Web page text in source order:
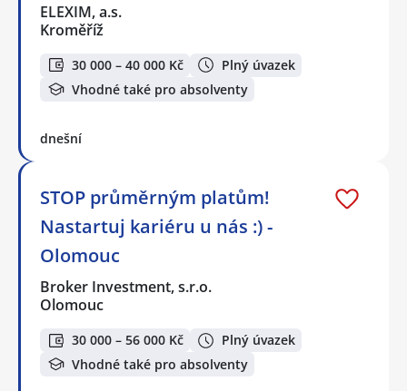
ELEXIM, a.s.
Kroměříž
30 000 – 40 000 Kč
Plný úvazek
Vhodné také pro absolventy
dnešní
STOP průměrným platům!
Nastartuj kariéru u nás :) -
Olomouc
Broker Investment, s.r.o.
Olomouc
30 000 – 56 000 Kč
Plný úvazek
Vhodné také pro absolventy